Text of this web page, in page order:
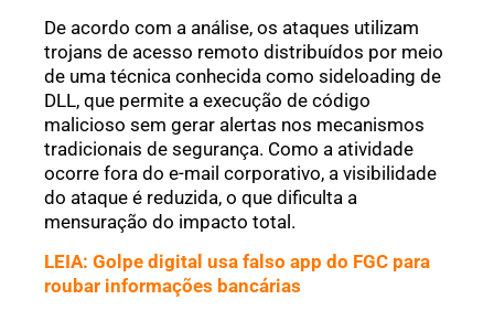
De acordo com a análise, os ataques utilizam
trojans de acesso remoto distribuídos por meio
de uma técnica conhecida como sideloading de
DLL, que permite a execução de código
malicioso sem gerar alertas nos mecanismos
tradicionais de segurança. Como a atividade
ocorre fora do e-mail corporativo, a visibilidade
do ataque é reduzida, o que dificulta a
mensuração do impacto total.
LEIA: Golpe digital usa falso app do FGC para
roubar informações bancárias